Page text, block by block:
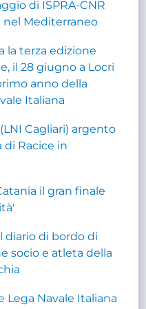
di ISPRA-CNR
nel Mediterraneo
la terza edizione
il 28 giugno a Locri
anno della
Italiana
Cagliari) argento
di Racice in
il gran finale
diario di bordo di
socio e atleta della
Lega Navale Italiana